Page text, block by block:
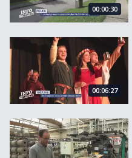
00:00:30
Théâtre: une troupe en
00:06:27
Fribourg dans les paddocks